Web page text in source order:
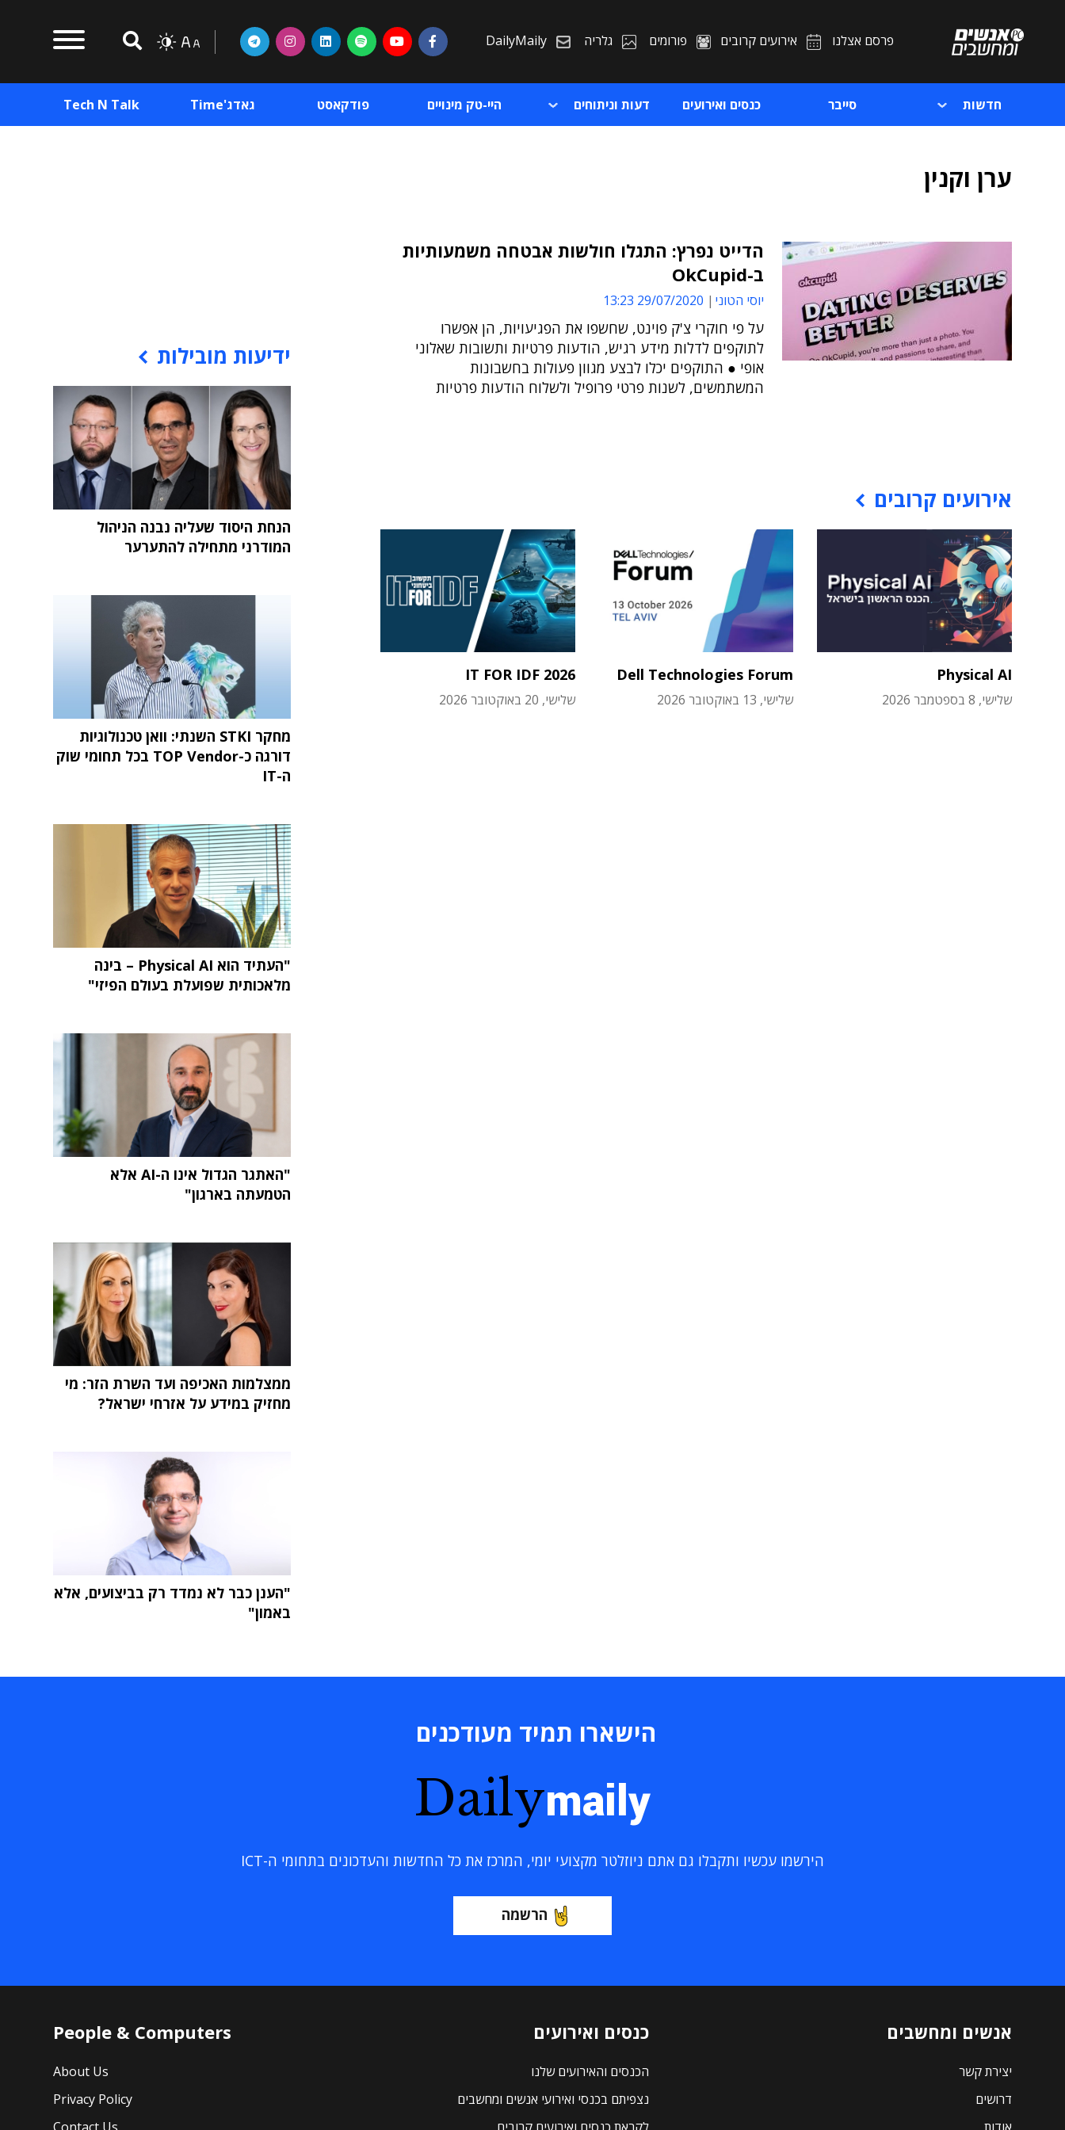
פרסם אצלנו אירועים קרובים פורומים גלריה DailyMaily
חדשות סייבר כנסים ואירועים דעות וניתוחים היי-טק מינויים פודקאסט גאדג'Time Tech N Talk
ערן וקנין
הדייט נפרץ: התגלו חולשות אבטחה משמעותיות
ב-OkCupid
יוסי הטוני 29/07/2020 13:23
על פי חוקרי צ'ק פוינט, שחשפו את הפגיעויות, הן אפשרו
לתוקפים לדלות מידע רגיש, הודעות פרטיות ותשובות שאלוני
אופי ● התוקפים יכלו לבצע מגוון פעולות בחשבונות
המשתמשים, לשנות פרטי פרופיל ולשלוח הודעות פרטיות
אירועים קרובים
Physical AI
שלישי, 8 בספטמבר 2026
Dell Technologies Forum
שלישי, 13 באוקטובר 2026
IT FOR IDF 2026
שלישי, 20 באוקטובר 2026
ידיעות מובילות
הנחת היסוד שעליה נבנה הניהול
המודרני מתחילה להתערער
מחקר STKI השנתי: וואן טכנולוגיות
דורגה כ-TOP Vendor בכל תחומי שוק
ה-IT
"העתיד הוא Physical AI – בינה
מלאכותית שפועלת בעולם הפיזי"
"האתגר הגדול אינו ה-AI אלא
הטמעתה בארגון"
ממצלמות האכיפה ועד השרת הזר: מי
מחזיק במידע על אזרחי ישראל?
"הענן כבר לא נמדד רק בביצועים, אלא
באמון"
הישארו תמיד מעודכנים
Dailymaily
הירשמו עכשיו ותקבלו גם אתם ניוזלטר מקצועי יומי, המרכז את כל החדשות והעדכונים בתחומי ה-ICT
הרשמה
אנשים ומחשבים
יצירת קשר
דרושים
כנסים ואירועים
הכנסים והאירועים שלנו
נצפיתם בכנסי ואירועי אנשים ומחשבים
People & Computers
About Us
Privacy Policy